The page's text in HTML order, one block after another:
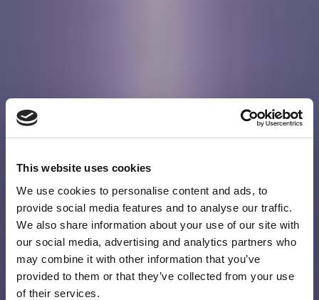
This website uses cookies
We use cookies to personalise content and ads, to
provide social media features and to analyse our traffic.
We also share information about your use of our site with
our social media, advertising and analytics partners who
may combine it with other information that you’ve
provided to them or that they’ve collected from your use
of their services.